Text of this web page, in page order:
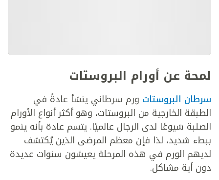
لمحة عن أورام البروستات
سرطان البروستات ورم سرطاني ينشأ عادةً في
الطبقة الخارجية من البروستات، وهو أكثر أنواع الأورام
الصلبة شيوعًا لدى الرجال عالميًا. يتسم عادة بأنه ينمو
ببطء شديد، لذا فإن معظم المرضى الذين يُكتشف
لديهم الورم في هذه المرحلة يعيشون سنوات عديدة
دون أية مشاكل.